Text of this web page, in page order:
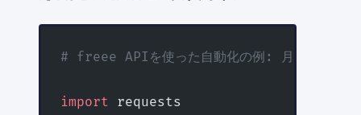
# freee APIを使った自動化の例: 月次売上レポ
import requests